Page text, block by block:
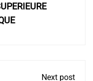
Next post